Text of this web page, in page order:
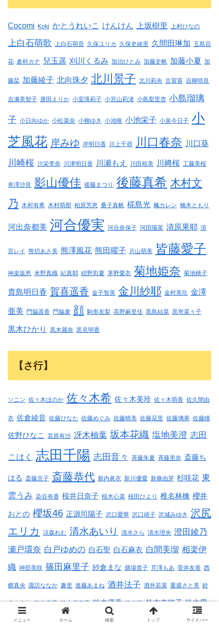
Cocomi Koki かとうれいこ けんけん 上坂樹里 上村ひなの
上白石萌歌 上白石萌音 久保ユリカ 久保史緒里 久間田琳加 五島百
花 倉科カナ 兒玉遥 刈川くるみ 加治ひとみ 加藤史帆 加藤小夏 加
藤栞 加藤綾子 北向珠夕 北川景子 北川莉央 古賀葵 吉柳咲良
吉瀬美智子 唐田えりか 小室瑛莉子 小宮山莉渚 小島梨里杏 小島瑠璃
子 小日向ゆか 小松菜奈 小柳ゆき 小池唯 小池栄子 小泉今日子 小
芝風花 岸みゆ 岸明日香 川上千尋 川口春奈 川口葵
川崎桜 川栄李奈 川津明日香 川瀬もえ 川田裕美 川﨑桜 工藤美桜
幸澤沙良 影山優佳 後藤まつり 後藤真希 木村文
乃 木村有希 木村萌那 柏原芳恵 桑子真帆 椛島光 楓カレン 楠木ともり
河出奈都美 河合優実 河合奈保子 河田陽菜 清原果耶 清
宮レイ 熊切あさ美 熊澤風花 熊田曜子 片山萌美 皆藤愛子
神楽坂恵 米野真織 紀真耶 紺野彩夏 茅野愛衣 菊地姫奈 菊池桃子
貴島明日香 賀喜遥香 金子智美 金川紗耶 金村美玖 金澤
亜美 門脇遥香 門脇麦 顔 駒形友梨 高野麻里佳 黒島結菜 黒嵜菜々子
黒木ひかり 黒木麗奈 黒見明香
【さ行】
ソニン 佐々木ほのか 佐々木希 佐々木美玲 佐々木萌香 佐久間由
衣 佐倉綾音 佐藤ひなた 佐藤めぐみ 佐藤晴美 佐藤栞里 佐藤璃果 佐藤瞳
佐野ひなこ 其原有沙 冴木柚葉 坂本花織 塩地美澄 志田
こはく 志田千陽 志田音々 斉藤朱夏 斉藤里奈 斎藤ち
はる 斎藤京子 斎藤恭代 新内眞衣 新川優愛 新條由芽 杉咲花 東
雲うみ 染谷有香 桜井日奈子 桜木心菜 桜田ひより 椎名林檎 櫻井
おとの 櫻坂46 正源司陽子 沢口愛華 沢口靖子 沢城みゆき 沢尻
エリカ
涼森れむ 清水あいり 清水さら 清水理央 澄田綾乃
瀬戸環奈 白戸ゆめの 白石聖 白石麻衣 白間美瑠 相楽伊
織 神部美咲 篠田麻里子 紗倉まな 膳場貴子 芹澤もあ 菅井友香 西
郷真央 諏訪ななか 趣里 進藤あまね 酒井法子 酒井若菜 重盛さと美 鈴
木ゆうか 鈴木京香 鈴木保奈美 鈴木優香 鈴木咲 鈴木奈穂子 鈴木愛
理 鈴木絢音 鈴木聖 関水渚 鷲見玲奈 齊藤なぎさ 齊
メニュー ホーム 検索 トップ サイドバー